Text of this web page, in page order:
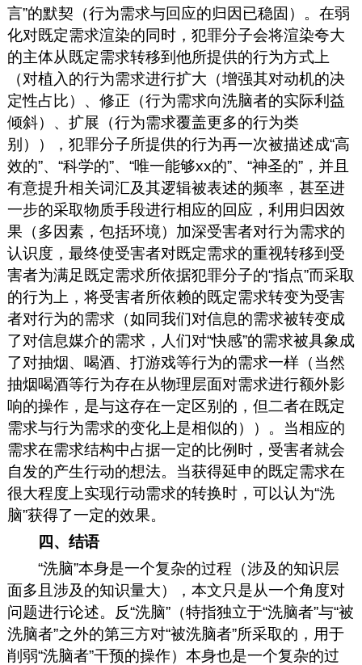
言”的默契（行为需求与回应的归因已稳固）。在弱
化对既定需求渲染的同时，犯罪分子会将渲染夸大
的主体从既定需求转移到他所提供的行为方式上
（对植入的行为需求进行扩大（增强其对动机的决
定性占比）、修正（行为需求向洗脑者的实际利益
倾斜）、扩展（行为需求覆盖更多的行为类
别）），犯罪分子所提供的行为再一次被描述成“高
效的”、“科学的”、“唯一能够xx的”、“神圣的”，并且
有意提升相关词汇及其逻辑被表述的频率，甚至进
一步的采取物质手段进行相应的回应，利用归因效
果（多因素，包括环境）加深受害者对行为需求的
认识度，最终使受害者对既定需求的重视转移到受
害者为满足既定需求所依据犯罪分子的“指点”而采取
的行为上，将受害者所依赖的既定需求转变为受害
者对行为的需求（如同我们对信息的需求被转变成
了对信息媒介的需求，人们对“快感”的需求被具象成
了对抽烟、喝酒、打游戏等行为的需求一样（当然
抽烟喝酒等行为存在从物理层面对需求进行额外影
响的操作，是与这存在一定区别的，但二者在既定
需求与行为需求的变化上是相似的））。当相应的
需求在需求结构中占据一定的比例时，受害者就会
自发的产生行动的想法。当获得延申的既定需求在
很大程度上实现行动需求的转换时，可以认为“洗
脑”获得了一定的效果。
四、结语
“洗脑”本身是一个复杂的过程（涉及的知识层
面多且涉及的知识量大），本文只是从一个角度对
问题进行论述。反“洗脑”（特指独立于“洗脑者”与“被
洗脑者”之外的第三方对“被洗脑者”所采取的，用于
削弱“洗脑者”干预的操作）本身也是一个复杂的过